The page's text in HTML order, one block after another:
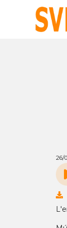
26/